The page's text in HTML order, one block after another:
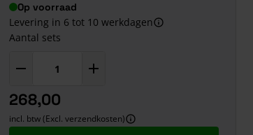
Op voorraad
Levering in 6 tot 10 werkdagen
Aantal sets
268,00
incl. btw (Excl. verzendkosten)